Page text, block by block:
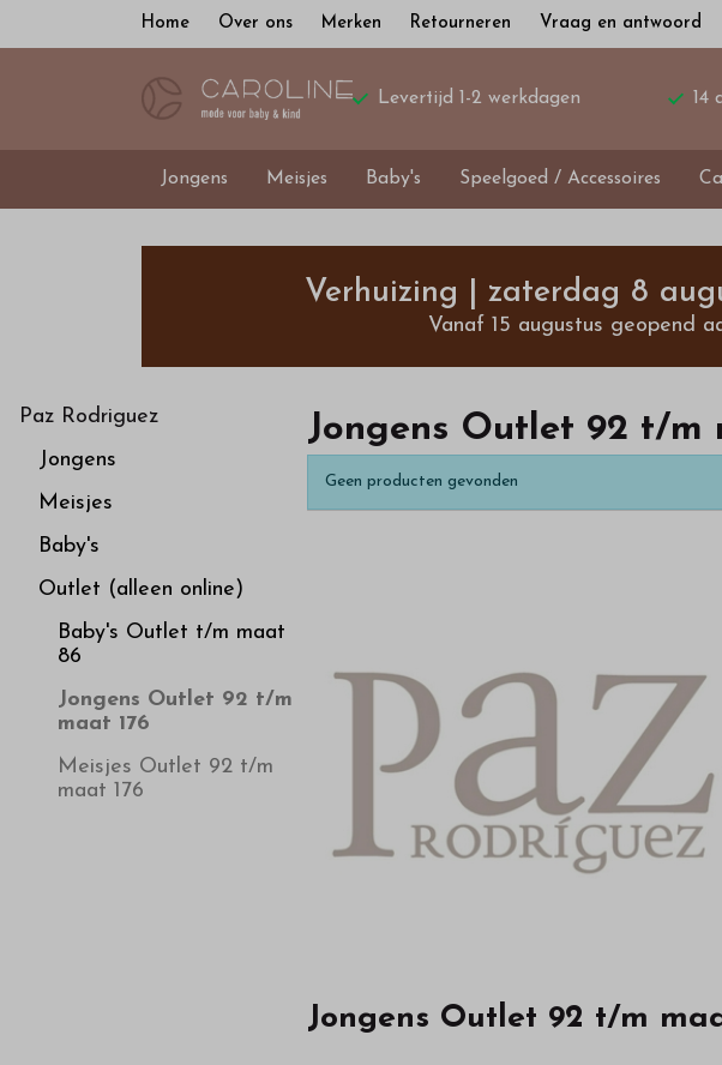
Home Over ons Merken Retourneren Vraag en antwoord
Levertijd 1-2 werkdagen 14
Jongens Meisjes Baby's Speelgoed / Accessoires
Jongens
t/m
maat
176
Bestel
kinderkleding
Verhuizing | zaterdag 8
Vanaf 15 augustus geopend
Paz Rodriguez
Jongens
Meisjes
Baby's
Outlet (alleen online)
Baby's Outlet t/m maat
86
Jongens Outlet 92 t/m
maat 176
Meisjes Outlet 92 t/m
maat 176
Jongens Outlet 92 t/m
Geen producten gevonden
Jongens Outlet 92 t/m